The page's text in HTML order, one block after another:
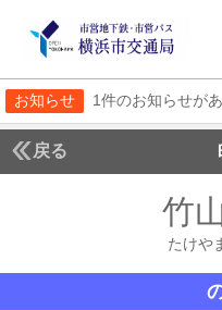
お知らせ 1件のお知らせが
戻る
竹
たけや